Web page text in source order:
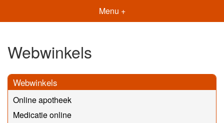
Menu +
Webwinkels
Webwinkels
Online apotheek
Medicatie online